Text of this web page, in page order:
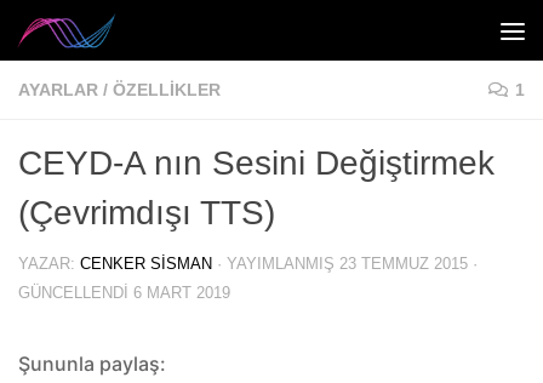
Skip to content
AYARLAR / ÖZELLIKLER 1
CEYD-A nın Sesini Değiştirmek
(Çevrimdışı TTS)
YAZAR: CENKER SISMAN · YAYIMLANMIŞ 23 TEMMUZ 2015 ·
GÜNCELLENDI 6 MART 2019
Şununla paylaş: